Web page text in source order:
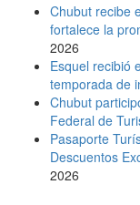
Chubut recibe
fortalece la
2026
Esquel recibió
temporada de
Chubut
Federal de
Pasaporte
Descuentos
2026